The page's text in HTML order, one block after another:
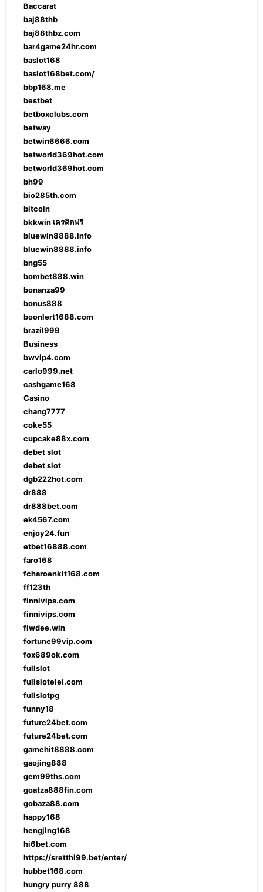
Baccarat
baj88thb
baj88thbz.com
bar4game24hr.com
baslot168
baslot168bet.com/
bbp168.me
bestbet
betboxclubs.com
betway
betwin6666.com
betworld369hot.com
betworld369hot.com
bh99
bio285th.com
bitcoin
bkkwin เครดิตฟรี
bluewin8888.info
bluewin8888.info
bng55
bombet888.win
bonanza99
bonus888
boonlert1688.com
brazil999
Business
bwvip4.com
carlo999.net
cashgame168
Casino
chang7777
coke55
cupcake88x.com
debet slot
debet slot
dgb222hot.com
dr888
dr888bet.com
ek4567.com
enjoy24.fun
etbet16888.com
faro168
fcharoenkit168.com
ff123th
finnivips.com
finnivips.com
fiwdee.win
fortune99vip.com
fox689ok.com
fullslot
fullsloteiei.com
fullslotpg
funny18
future24bet.com
future24bet.com
gamehit8888.com
gaojing888
gem99ths.com
goatza888fin.com
gobaza88.com
happy168
hengjing168
hi6bet.com
https://sretthi99.bet/enter/
hubbet168.com
hungry purry 888